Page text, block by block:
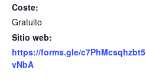
Coste:
Gratuito
Sitio web:
https://forms.gle/c7PhMcsqhzbt5
vNbA